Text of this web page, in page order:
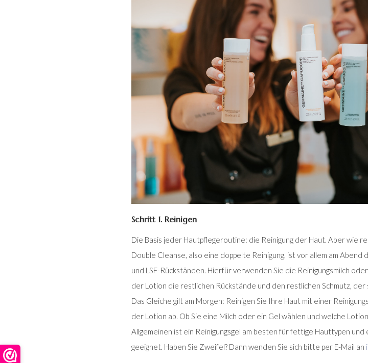
Schritt 1. Reinigen
Die Basis jeder Hautpflegeroutine: die Reinigung der Haut. Aber wie
Double Cleanse, also eine doppelte Reinigung, ist vor allem am
und LSF-Rückständen. Hierfür verwenden Sie die Reinigungsmilch
der Lotion die restlichen Rückstände und den restlichen Schmutz, der
Das Gleiche gilt am Morgen: Reinigen Sie Ihre Haut mit einer
der Lotion ab. Ob Sie eine Milch oder ein Gel wählen und welche
Allgemeinen ist ein Reinigungsgel am besten für fettige Hauttypen
geeignet. Haben Sie Zweifel? Dann wenden Sie sich bitte per E-Mail an